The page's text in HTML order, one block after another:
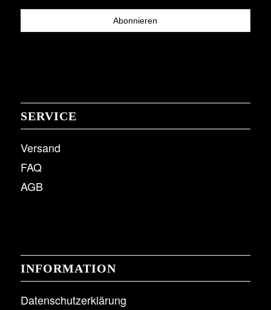
SERVICE
Versand
FAQ
AGB
INFORMATION
Datenschutzerklärung